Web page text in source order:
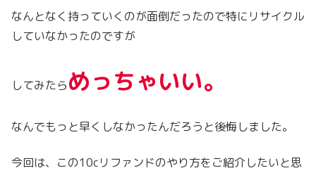
なんとなく持っていくのが面倒だったので特にリサイクル
していなかったのですが
してみたらめっちゃいい。
なんでもっと早くしなかったんだろうと後悔しました。
今回は、この10cリファンドのやり方をご紹介したいと思